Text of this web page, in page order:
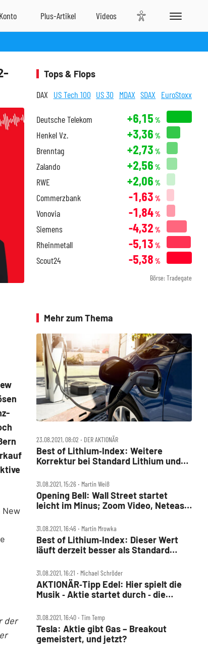
New
der
Tops & Flops
DAX US Tech 100 US 30 MDAX SDAX EuroStoxx
Deutsche Telekom +6,15 %
Henkel Vz. +3,36 %
Brenntag +2,73 %
Zalando +2,56 %
RWE +2,06 %
Commerzbank -1,63 %
Vonovia -1,84%
Siemens -4,32 %
Rheinmetall -5,13 %
Scout24 -5,38 %
Börse: Tradegate
Mehr zum Thema
23.08.2021, 08:02 ‧ DER AKTIONÄR
Best of Lithium‑Index: Weitere
Korrektur bei Standard Lithium und
31.08.2021, 15:26 ‧ Martin Weiß
Opening Bell: Wall Street startet
leicht im Minus; Zoom Video, Netease,
Moderna, Iron Mountain
31.08.2021, 16:46 ‧ Martin Mrowka
Best of Lithium‑Index: Dieser Wert
läuft derzeit besser als Standard
31.08.2021, 16:21 ‧ Michael Schröder
AKTIONÄR‑Tipp Edel: Hier spielt die
Musik ‑ Aktie startet durch ‑ die
31.08.2021, 16:40 ‧ Tim Temp
Tesla: Aktie gibt Gas – Breakout
gemeistert, und jetzt?